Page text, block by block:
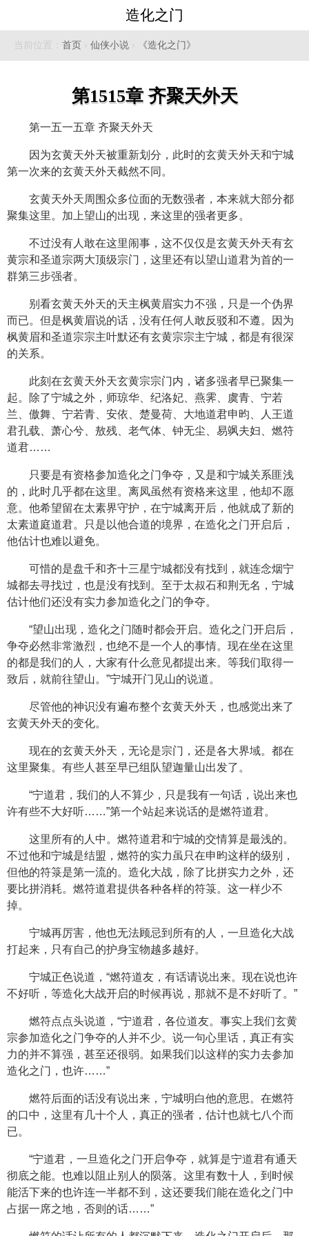
造化之门
当前位置： 首页 › 仙侠小说 › 《造化之门》
第1515章 齐聚天外天
第一五一五章 齐聚天外天
因为玄黄天外天被重新划分，此时的玄黄天外天和宁城
第一次来的玄黄天外天截然不同。
玄黄天外天周围众多位面的无数强者，本来就大部分都
聚集这里。加上望山的出现，来这里的强者更多。
不过没有人敢在这里闹事，这不仅仅是玄黄天外天有玄
黄宗和圣道宗两大顶级宗门，这里还有以望山道君为首的一
群第三步强者。
别看玄黄天外天的天主枫黄眉实力不强，只是一个伪界
而已。但是枫黄眉说的话，没有任何人敢反驳和不遵。因为
枫黄眉和圣道宗宗主叶默还有玄黄宗宗主宁城，都是有很深
的关系。
此刻在玄黄天外天玄黄宗宗门内，诸多强者早已聚集一
起。除了宁城之外，师琼华、纪洛妃、燕霁、虞青、宁若
兰、傲舞、宁若青、安依、楚曼荷、大地道君申昀、人王道
君孔载、萧心兮、敖残、老气体、钟无尘、易飒夫妇、燃符
道君……
只要是有资格参加造化之门争夺，又是和宁城关系匪浅
的，此时几乎都在这里。离凤虽然有资格来这里，他却不愿
意。他希望留在太素界守护，在宁城离开后，他就成了新的
太素道庭道君。只是以他合道的境界，在造化之门开启后，
他估计也难以避免。
可惜的是盘千和齐十三星宁城都没有找到，就连念烟宁
城都去寻找过，也是没有找到。至于太叔石和荆无名，宁城
估计他们还没有实力参加造化之门的争夺。
“望山出现，造化之门随时都会开启。造化之门开启后，
争夺必然非常激烈，也绝不是一个人的事情。现在坐在这里
的都是我们的人，大家有什么意见都提出来。等我们取得一
致后，就前往望山。”宁城开门见山的说道。
尽管他的神识没有遍布整个玄黄天外天，也感觉出来了
玄黄天外天的变化。
现在的玄黄天外天，无论是宗门，还是各大界域。都在
这里聚集。有些人甚至早已组队望迦量山出发了。
“宁道君，我们的人不算少，只是我有一句话，说出来也
许有些不大好听……”第一个站起来说话的是燃符道君。
这里所有的人中。燃符道君和宁城的交情算是最浅的。
不过他和宁城是结盟，燃符的实力虽只在申昀这样的级别，
但他的符箓是第一流的。造化大战，除了比拼实力之外，还
要比拼消耗。燃符道君提供各种各样的符箓。这一样少不
掉。
宁城再厉害，他也无法顾忌到所有的人，一旦造化大战
打起来，只有自己的护身宝物越多越好。
宁城正色说道，“燃符道友，有话请说出来。现在说也许
不好听，等造化大战开启的时候再说，那就不是不好听了。”
燃符点点头说道，“宁道君，各位道友。事实上我们玄黄
宗参加造化之门争夺的人并不少。说一句心里话，真正有实
力的并不算强，甚至还很弱。如果我们以这样的实力去参加
造化之门，也许……”
燃符后面的话没有说出来，宁城明白他的意思。在燃符
的口中，这里有几十个人，真正的强者，估计也就七八个而
已。
“宁道君，一旦造化之门开启争夺，就算是宁道君有通天
彻底之能。也难以阻止别人的陨落。这里有数十人，到时候
能活下来的也许连一半都不到，这还要我们能在造化之门中
占据一席之地，否则的话……”